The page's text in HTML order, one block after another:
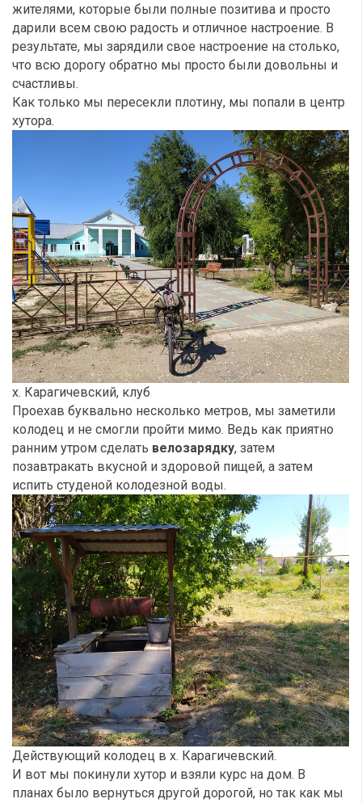
жителями, которые были полные позитива и просто
дарили всем свою радость и отличное настроение. В
результате, мы зарядили свое настроение на столько,
что всю дорогу обратно мы просто были довольны и
счастливы.
Как только мы пересекли плотину, мы попали в центр
хутора.
х. Карагичевский, клуб
Проехав буквально несколько метров, мы заметили
колодец и не смогли пройти мимо. Ведь как приятно
ранним утром сделать велозарядку, затем
позавтракать вкусной и здоровой пищей, а затем
испить студеной колодезной воды.
Действующий колодец в х. Карагичевский.
И вот мы покинули хутор и взяли курс на дом. В
планах было вернуться другой дорогой, но так как мы